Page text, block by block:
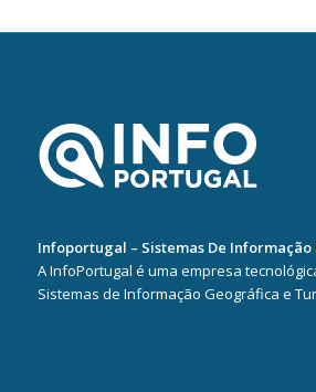
Infoportugal – Sistemas De Informação
A InfoPortugal é uma empresa
Sistemas de Informação Geográfica e